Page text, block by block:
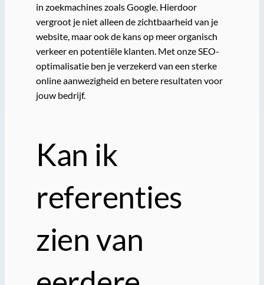
in zoekmachines zoals Google. Hierdoor
vergroot je niet alleen de zichtbaarheid van je
website, maar ook de kans op meer organisch
verkeer en potentiële klanten. Met onze SEO-
optimalisatie ben je verzekerd van een sterke
online aanwezigheid en betere resultaten voor
jouw bedrijf.
Kan ik
referenties
zien van